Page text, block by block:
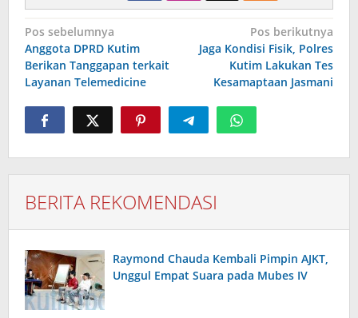
Navigasi
pos
Pos sebelumnya
Anggota DPRD Kutim
Berikan Tanggapan terkait
Layanan Telemedicine
Pos berikutnya
Jaga Kondisi Fisik, Polres
Kutim Lakukan Tes
Kesamaptaan Jasmani
BERITA REKOMENDASI
Raymond Chauda Kembali Pimpin AJKT,
Unggul Empat Suara pada Mubes IV